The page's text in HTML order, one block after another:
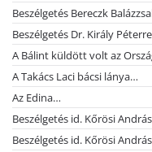
Beszélgetés Bereczk
Beszélgetés Dr. Király
A Bálint küldött volt az
A Takács Laci bácsi lánya…
Az Edina…
Beszélgetés id. Kőrösi
Beszélgetés id. Kőrösi